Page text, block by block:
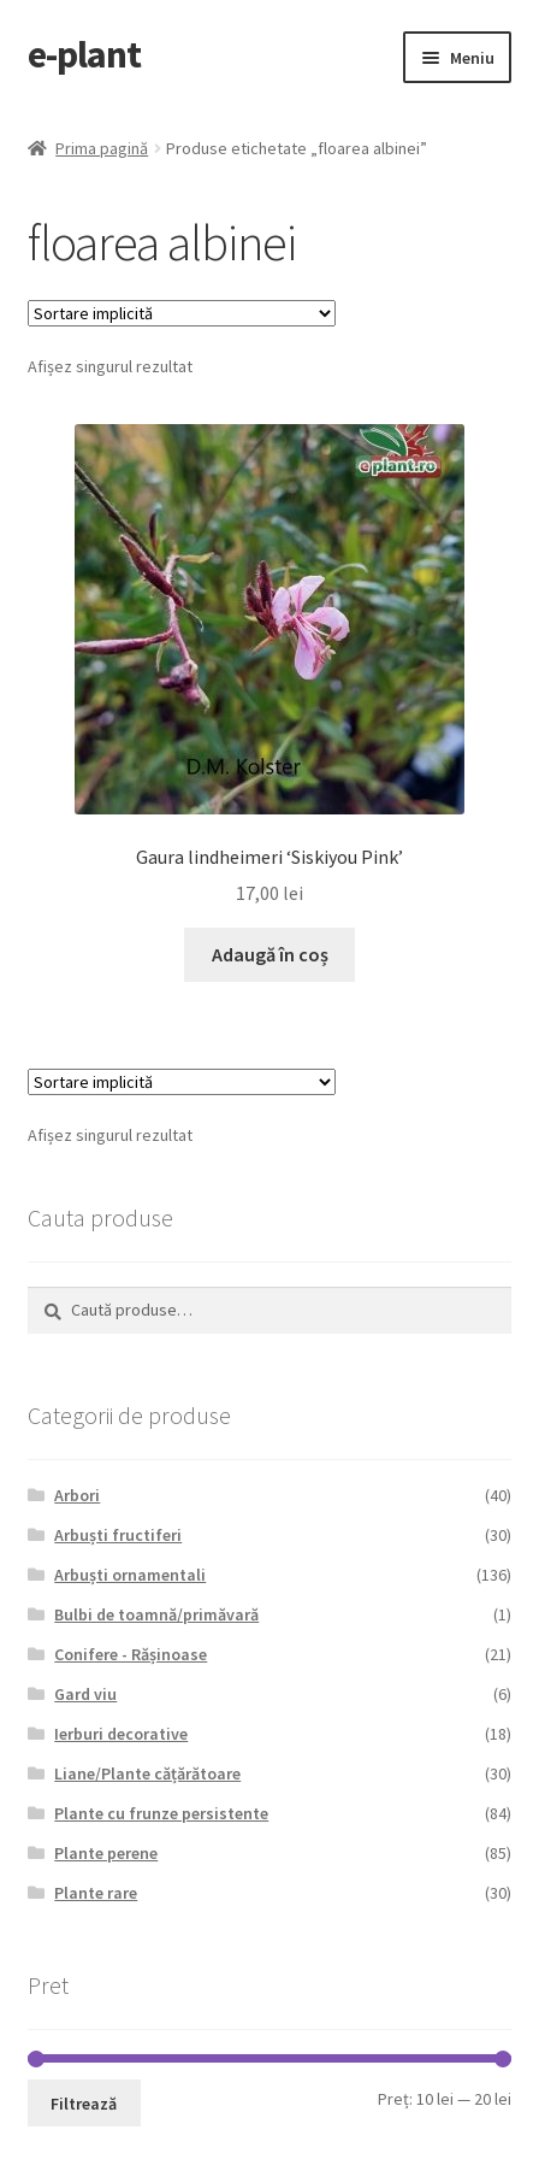
Sari
la
Sari
la
e-plant Meniu
Contact
Checkout
Prima pagină Produse etichetate „floarea albinei”
floarea albinei
Afișez singurul rezultat
Gaura lindheimeri ‘Siskiyou Pink’
17,00 lei
Adaugă în coș
Afișez singurul rezultat
Cauta produse
Caută
după:
Caută
Categorii de produse
Arbori
(40)
Arbuști fructiferi
(30)
Arbuști ornamentali
(136)
Bulbi de toamnă/primăvară
(1)
Conifere - Rășinoase
(21)
Gard viu
(6)
Ierburi decorative
(18)
Liane/Plante cățărătoare
(30)
Plante cu frunze persistente
(84)
Plante perene
(85)
Plante rare
(30)
Pret
Filtrează Preț:10 lei — 20 lei